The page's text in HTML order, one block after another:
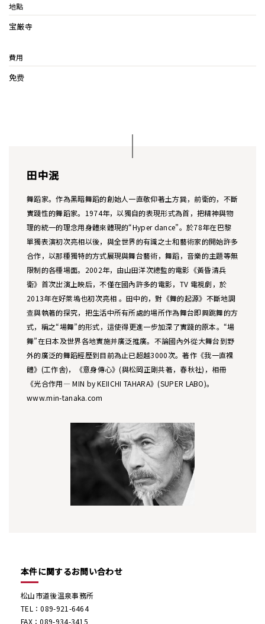
地點
宝厳寺
費用
免费
田中泯
舞蹈家。作為黑暗舞蹈的創始人一直敬仰著土方巽，前衛的，不斷
實踐性的舞蹈家。1974年，以獨自的表現形式為首，把精神與物
理的統一的理念用身體來體現的“Hyper dance”。於78年在巴黎
單獨表演初次亮相以後，與全世界的有識之士和藝術家的開始許多
合作，以那種獨特的方式展現與舞台藝術，舞蹈，音樂的主題等無
限制的各種場面。2002年，由山田洋次總監的電影《黃昏清兵
衛》首次出演上映后，不僅在國內許多的電影，TV 電視劇，於
2013年在好萊塢也初次亮相 。田中的，對《舞的起源》不斷地調
查與執著的探究，把生活中所有所處的場所作為舞台即興跳舞的方
式，稱之“場舞”的形式，這使得更進一步加深了實踐的原本。“場
舞”在日本及世界各地實施并廣泛推廣。不論國內外從大舞台到野
外的廣泛的舞蹈經歷到目前為止已超越3000次。著作《我一直裸
體》(工作舎)，《意身傳心》(與松岡正剛共著，春秋社)，相冊
《光合作用— MIN by KEIICHI TAHARA》(SUPER LABO)。
www.min-tanaka.com
本件に関するお問い合わせ
松山市道後温泉事務所
TEL：089-921-6464
FAX：089-934-3415